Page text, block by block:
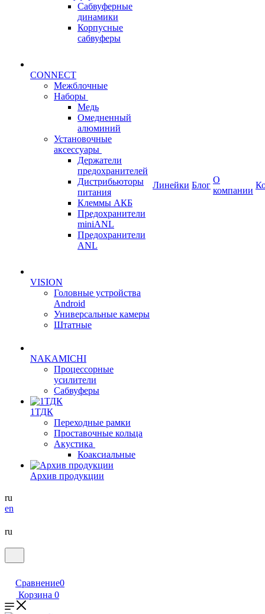
Сабвуферные
динамики
Корпусные
сабвуферы
CONNECT
Межблочные
Наборы
Медь
Омедненный
алюминий
Установочные
аксессуары
Держатели
предохранителей
Дистрибьюторы
питания
Клеммы АКБ
Предохранители
miniANL
Предохранители
ANL
VISION
Головные устройства
Android
Универсальные камеры
Штатные
NAKAMICHI
Процессорные
усилители
Сабвуферы
1ТДК
Переходные рамки
Проставочные кольца
Акустика
Коаксиальные
Архив продукции
Линейки Блог
О
компании
ru
en
ru
Сравнение0
Корзина 0